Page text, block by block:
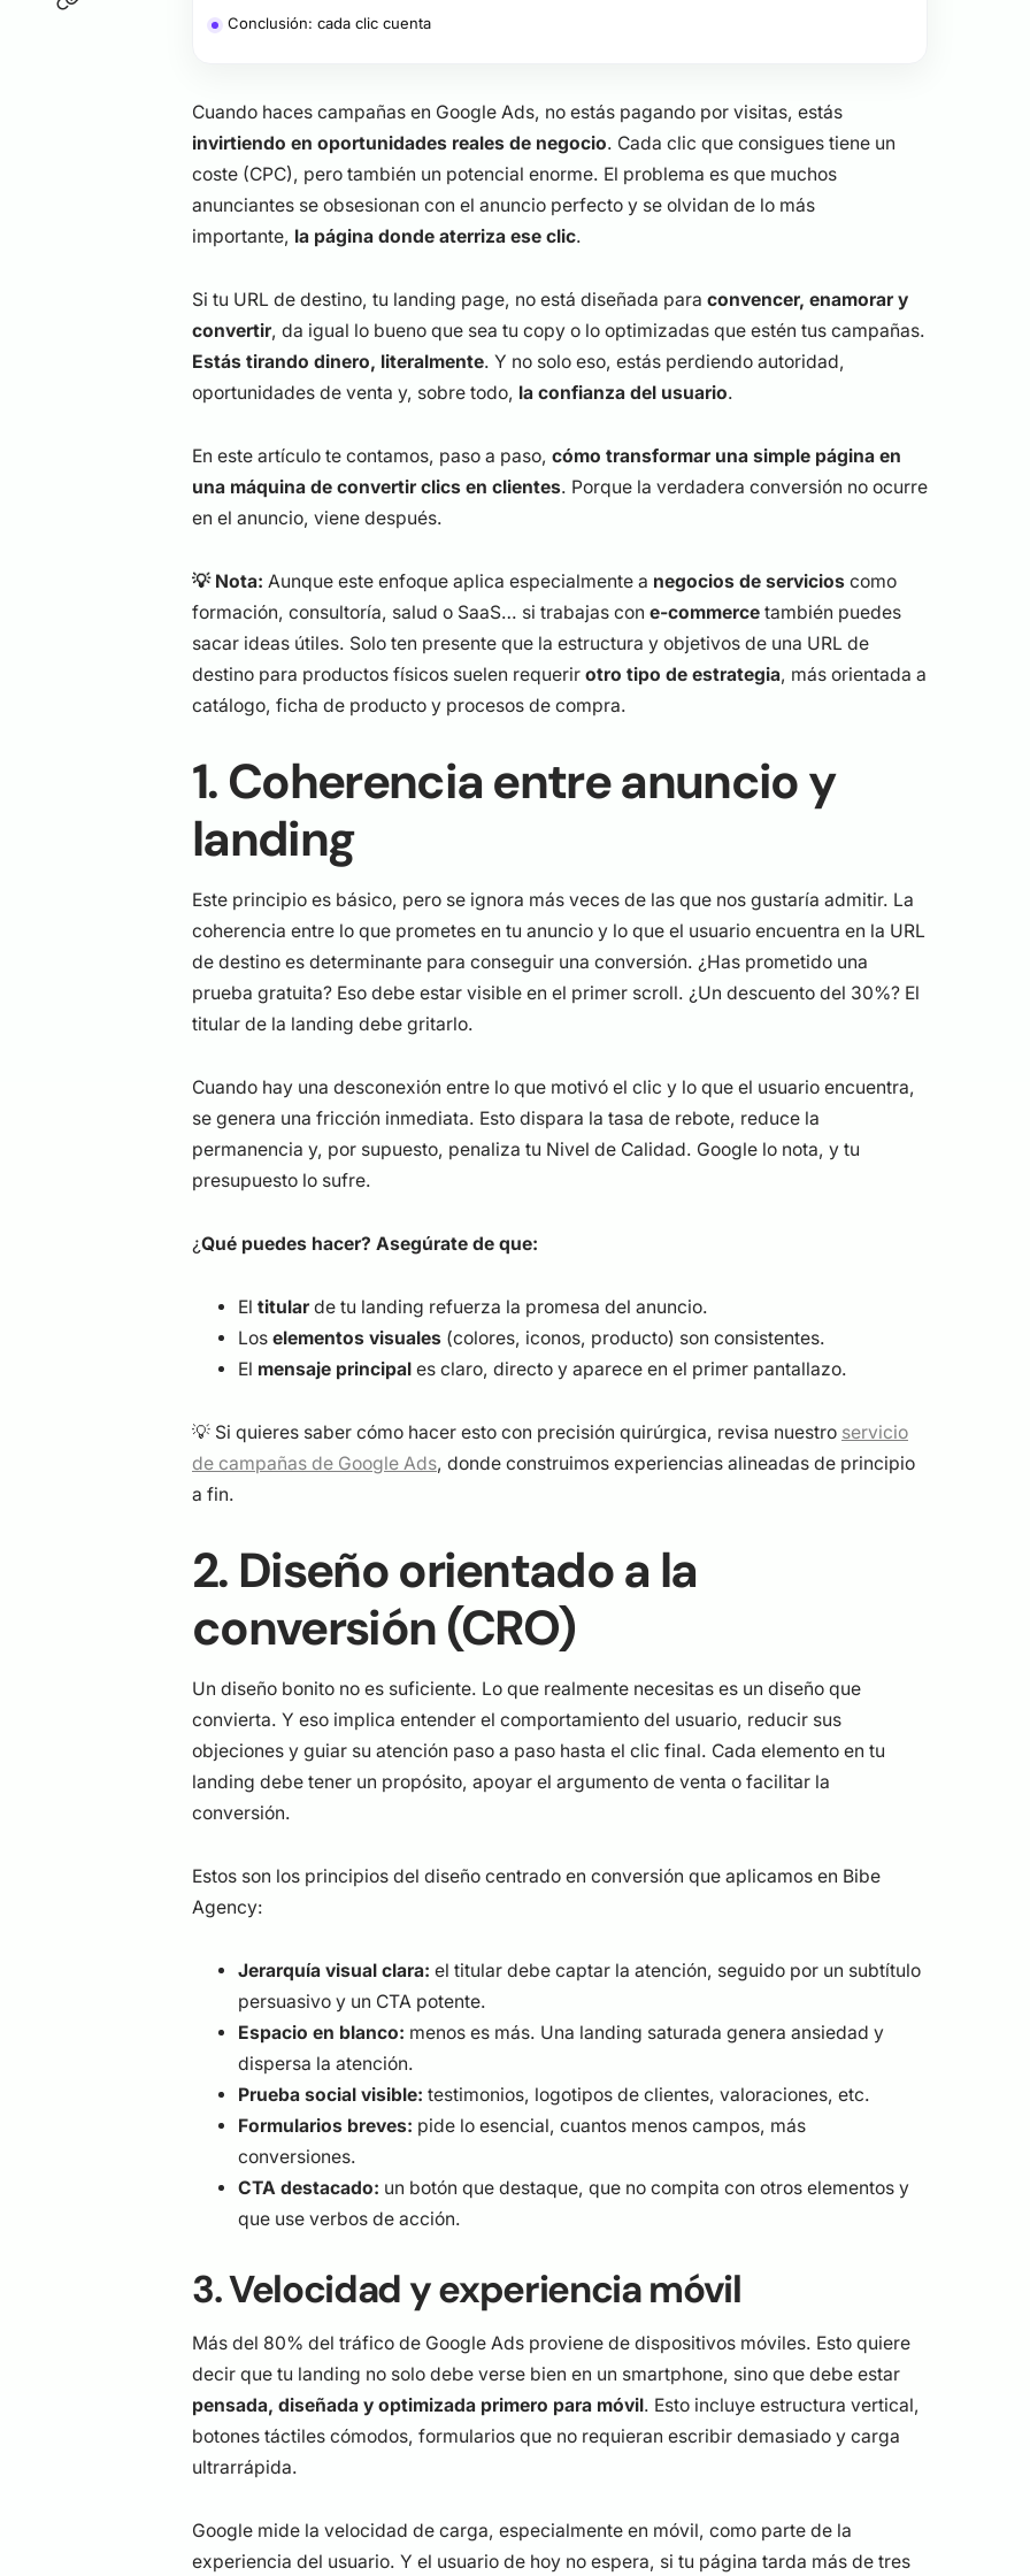
Conclusión: cada clic cuenta
Cuando haces campañas en Google Ads, no estás pagando por visitas, estás
invirtiendo en oportunidades reales de negocio. Cada clic que consigues tiene un
coste (CPC), pero también un potencial enorme. El problema es que muchos
anunciantes se obsesionan con el anuncio perfecto y se olvidan de lo más
importante, la página donde aterriza ese clic.
Si tu URL de destino, tu landing page, no está diseñada para convencer, enamorar y
convertir, da igual lo bueno que sea tu copy o lo optimizadas que estén tus campañas.
Estás tirando dinero, literalmente. Y no solo eso, estás perdiendo autoridad,
oportunidades de venta y, sobre todo, la confianza del usuario.
En este artículo te contamos, paso a paso, cómo transformar una simple página en
una máquina de convertir clics en clientes. Porque la verdadera conversión no ocurre
en el anuncio, viene después.
💡 Nota: Aunque este enfoque aplica especialmente a negocios de servicios como
formación, consultoría, salud o SaaS… si trabajas con e-commerce también puedes
sacar ideas útiles. Solo ten presente que la estructura y objetivos de una URL de
destino para productos físicos suelen requerir otro tipo de estrategia, más orientada a
catálogo, ficha de producto y procesos de compra.
1. Coherencia entre anuncio y
landing
Este principio es básico, pero se ignora más veces de las que nos gustaría admitir. La
coherencia entre lo que prometes en tu anuncio y lo que el usuario encuentra en la URL
de destino es determinante para conseguir una conversión. ¿Has prometido una
prueba gratuita? Eso debe estar visible en el primer scroll. ¿Un descuento del 30%? El
titular de la landing debe gritarlo.
Cuando hay una desconexión entre lo que motivó el clic y lo que el usuario encuentra,
se genera una fricción inmediata. Esto dispara la tasa de rebote, reduce la
permanencia y, por supuesto, penaliza tu Nivel de Calidad. Google lo nota, y tu
presupuesto lo sufre.
¿Qué puedes hacer? Asegúrate de que:
El titular de tu landing refuerza la promesa del anuncio.
Los elementos visuales (colores, iconos, producto) son consistentes.
El mensaje principal es claro, directo y aparece en el primer pantallazo.
💡 Si quieres saber cómo hacer esto con precisión quirúrgica, revisa nuestro servicio
de campañas de Google Ads, donde construimos experiencias alineadas de principio
a fin.
2. Diseño orientado a la
conversión (CRO)
Un diseño bonito no es suficiente. Lo que realmente necesitas es un diseño que
convierta. Y eso implica entender el comportamiento del usuario, reducir sus
objeciones y guiar su atención paso a paso hasta el clic final. Cada elemento en tu
landing debe tener un propósito, apoyar el argumento de venta o facilitar la
conversión.
Estos son los principios del diseño centrado en conversión que aplicamos en Bibe
Agency:
Jerarquía visual clara: el titular debe captar la atención, seguido por un subtítulo
persuasivo y un CTA potente.
Espacio en blanco: menos es más. Una landing saturada genera ansiedad y
dispersa la atención.
Prueba social visible: testimonios, logotipos de clientes, valoraciones, etc.
Formularios breves: pide lo esencial, cuantos menos campos, más
conversiones.
CTA destacado: un botón que destaque, que no compita con otros elementos y
que use verbos de acción.
3. Velocidad y experiencia móvil
Más del 80% del tráfico de Google Ads proviene de dispositivos móviles. Esto quiere
decir que tu landing no solo debe verse bien en un smartphone, sino que debe estar
pensada, diseñada y optimizada primero para móvil. Esto incluye estructura vertical,
botones táctiles cómodos, formularios que no requieran escribir demasiado y carga
ultrarrápida.
Google mide la velocidad de carga, especialmente en móvil, como parte de la
experiencia del usuario. Y el usuario de hoy no espera, si tu página tarda más de tres